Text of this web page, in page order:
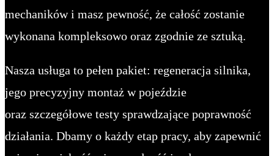
mechaników i masz pewność, że całość zostanie
wykonana kompleksowo oraz zgodnie ze sztuką.
Nasza usługa to pełen pakiet: regeneracja silnika,
jego precyzyjny montaż w pojeździe
oraz szczegółowe testy sprawdzające poprawność
działania. Dbamy o każdy etap pracy, aby zapewnić